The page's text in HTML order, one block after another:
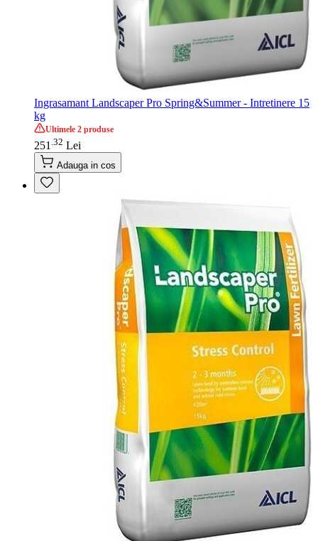
Ingrasamant Landscaper Pro Spring&Summer - Intretinere 15
kg
Ultimele 2 produse
251 32 Lei
Adauga in cos